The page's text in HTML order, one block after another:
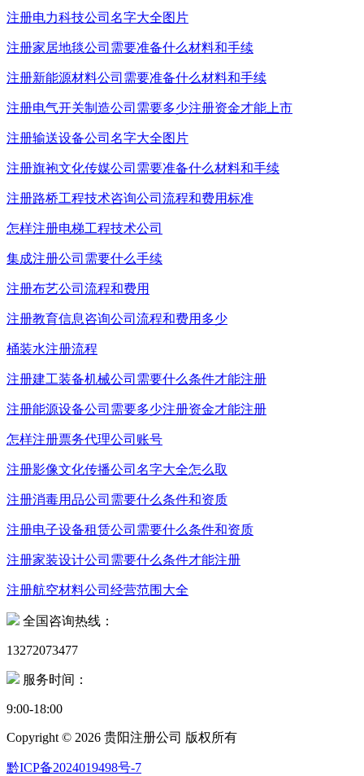
注册电力科技公司名字大全图片
注册家居地毯公司需要准备什么材料和手续
注册新能源材料公司需要准备什么材料和手续
注册电气开关制造公司需要多少注册资金才能上市
注册输送设备公司名字大全图片
注册旗袍文化传媒公司需要准备什么材料和手续
注册路桥工程技术咨询公司流程和费用标准
怎样注册电梯工程技术公司
集成注册公司需要什么手续
注册布艺公司流程和费用
注册教育信息咨询公司流程和费用多少
桶装水注册流程
注册建工装备机械公司需要什么条件才能注册
注册能源设备公司需要多少注册资金才能注册
怎样注册票务代理公司账号
注册影像文化传播公司名字大全怎么取
注册消毒用品公司需要什么条件和资质
注册电子设备租赁公司需要什么条件和资质
注册家装设计公司需要什么条件才能注册
注册航空材料公司经营范围大全
全国咨询热线：
13272073477
服务时间：
9:00-18:00
Copyright © 2026 贵阳注册公司 版权所有
黔ICP备2024019498号-7